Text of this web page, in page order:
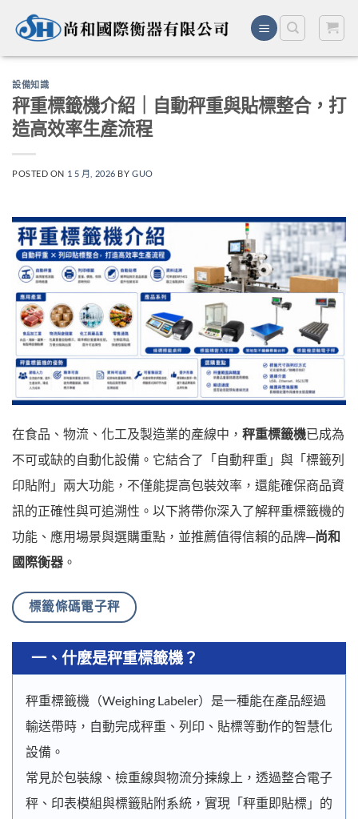
設備知識
秤重標籤機介紹｜自動秤重與貼標整合，打
造高效率生產流程
POSTED ON 1 5 月, 2026 BYGUO
在食品、物流、化工及製造業的產線中， 秤重標籤機已成為
不可或缺的自動化設備。它結合了「自動秤重」與「標籤列
印貼附」兩大功能，不僅能提高包裝效率，還能確保商品資
訊的正確性與可追溯性。以下將帶你深入了解秤重標籤機的
功能、應用場景與選購重點，並推薦值得信賴的品牌─尚和
國際衡器 。
標籤條碼電子秤
一、什麼是秤重標籤機？
秤重標籤機（Weighing Labeler）是一種能在產品經過
輸送帶時，自動完成秤重、列印、貼標等動作的智慧化
設備。
常見於包裝線、檢重線與物流分揀線上，透過整合電子
秤、印表模組與標籤貼附系統，實現「秤重即貼標」的